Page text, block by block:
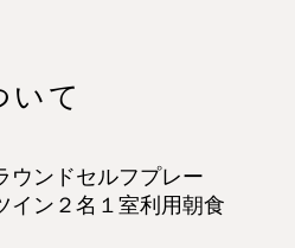
いて
ウンドセルフプレー
イン２名１室利用朝食